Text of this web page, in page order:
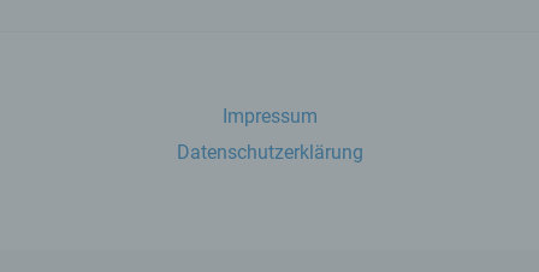
Impressum
Datenschutzerklärung
Informationen nicht mehr einer spezifischen
betroffenen Person zugeordnet werden
können, sofern diese zusätzlichen